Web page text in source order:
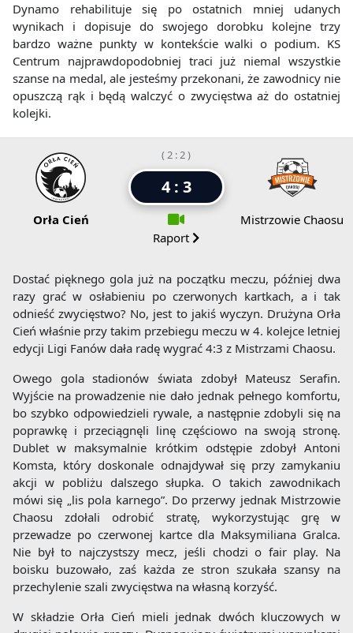
Dynamo rehabilituje się po ostatnich mniej udanych
wynikach i dopisuje do swojego dorobku kolejne trzy
bardzo ważne punkty w kontekście walki o podium. KS
Centrum najprawdopodobniej traci już niemal wszystkie
szanse na medal, ale jesteśmy przekonani, że zawodnicy nie
opuszczą rąk i będą walczyć o zwycięstwa aż do ostatniej
kolejki.
Orła Cień
( 2 : 2 )
4 : 3
Raport
Mistrzowie Chaosu
Dostać pięknego gola już na początku meczu, później dwa
razy grać w osłabieniu po czerwonych kartkach, a i tak
odnieść zwycięstwo? No, jest to jakiś wyczyn. Drużyna Orła
Cień właśnie przy takim przebiegu meczu w 4. kolejce letniej
edycji Ligi Fanów dała radę wygrać 4:3 z Mistrzami Chaosu.
Owego gola stadionów świata zdobył Mateusz Serafin.
Wyjście na prowadzenie nie dało jednak pełnego komfortu,
bo szybko odpowiedzieli rywale, a następnie zdobyli się na
poprawkę i przeciągnęli linę częściowo na swoją stronę.
Dublet w maksymalnie krótkim odstępie zdobył Antoni
Komsta, który doskonale odnajdywał się przy zamykaniu
akcji w pobliżu dalszego słupka. O takich zawodnikach
mówi się „lis pola karnego”. Do przerwy jednak Mistrzowie
Chaosu zdołali odrobić stratę, wykorzystując grę w
przewadze po czerwonej kartce dla Maksymiliana Gralca.
Nie był to najczystszy mecz, jeśli chodzi o fair play. Na
boisku buzowało, zaś każda ze stron szukała szansy na
przechylenie szali zwycięstwa na własną korzyść.
W składzie Orła Cień mieli jednak dwóch kluczowych w